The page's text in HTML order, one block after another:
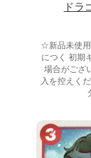
ドラ
☆新品未使
につく 初期
場合がござ
入を控えく